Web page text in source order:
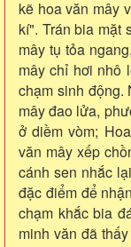
kẽ hoa văn mây
kí". Trán bia mặt
mây tụ tỏa
mây chỉ hơi nhô
chạm sinh động.
mây đao lửa,
ở diềm vòm;
văn mây xếp
cánh sen nhắc
đặc điểm để
chạm khắc bia
minh văn đã